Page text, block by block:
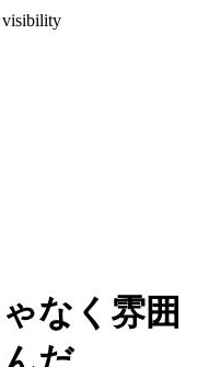
visibility
なく雰囲